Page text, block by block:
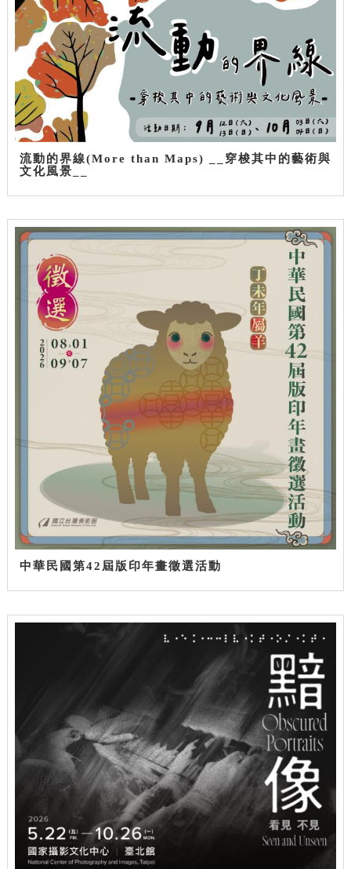
流動的界線(More than Maps) __穿梭其中的藝術與
文化風景__
中華民國第42屆版印年畫徵選活動